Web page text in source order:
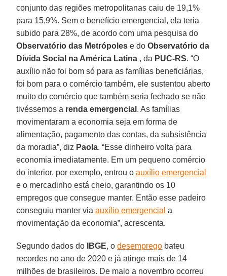
conjunto das regiões metropolitanas caiu de 19,1%
para 15,9%. Sem o benefício emergencial, ela teria
subido para 28%, de acordo com uma pesquisa do
Observatório das Metrópoles e doObservatório da
Dívida Social na América Latina , da PUC-RS. “O
auxílio não foi bom só para as famílias beneficiárias,
foi bom para o comércio também, ele sustentou aberto
muito do comércio que também seria fechado se não
tivéssemos a renda emergencial . As famílias
movimentaram a economia seja em forma de
alimentação, pagamento das contas, da subsistência
da moradia”, diz Paola. “Esse dinheiro volta para
economia imediatamente. Em um pequeno comércio
do interior, por exemplo, entrou oauxílio emergencial
e o mercadinho está cheio, garantindo os 10
empregos que consegue manter. Então esse padeiro
conseguiu manter viaauxílio emergencial a
movimentação da economia”, acrescenta.
Segundo dados do IBGE, odesemprego bateu
recordes no ano de 2020 e já atinge mais de 14
milhões de brasileiros. De maio a novembro ocorreu